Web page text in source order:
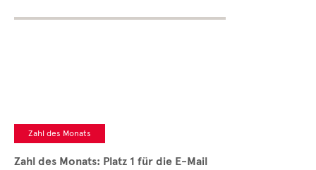
Zahl des Monats
Zahl des Monats: Platz 1 für die E-Mail